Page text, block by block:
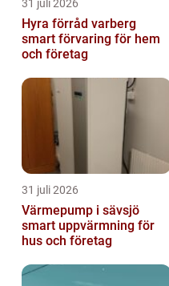
31 juli 2026
Hyra förråd varberg
smart förvaring för hem
och företag
31 juli 2026
Värmepump i sävsjö
smart uppvärmning för
hus och företag